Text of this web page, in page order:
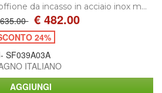
da incasso in acciaio inox m...
€ 482.00
24%
SF039A03A
ITALIANO